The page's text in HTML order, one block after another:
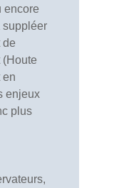
encore
suppléer
de
(Houte
en
enjeux
plus